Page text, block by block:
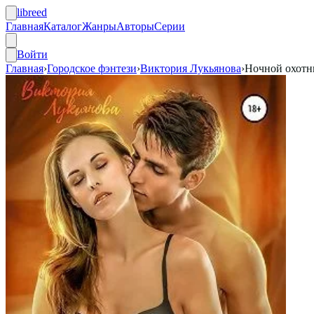
libreed
ГлавнаяКаталогЖанрыАвторыСерии
Войти
Главная›Городское фэнтези›Виктория Лукьянова›Ночной